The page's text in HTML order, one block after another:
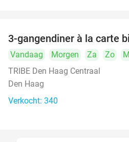
3-gangendiner à la carte
Vandaag Morgen Za Zo
TRIBE Den Haag Centraal
Den Haag
Verkocht: 340